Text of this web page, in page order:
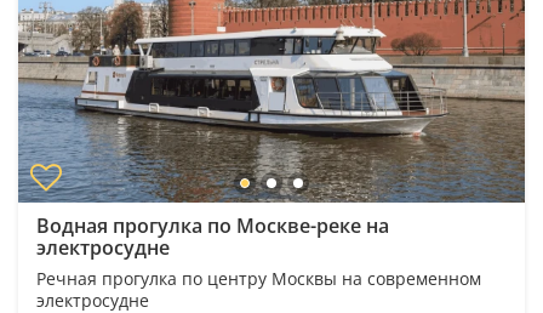
Водная прогулка по Москве-реке на
электросудне
Речная прогулка по центру Москвы на современном
электросудне